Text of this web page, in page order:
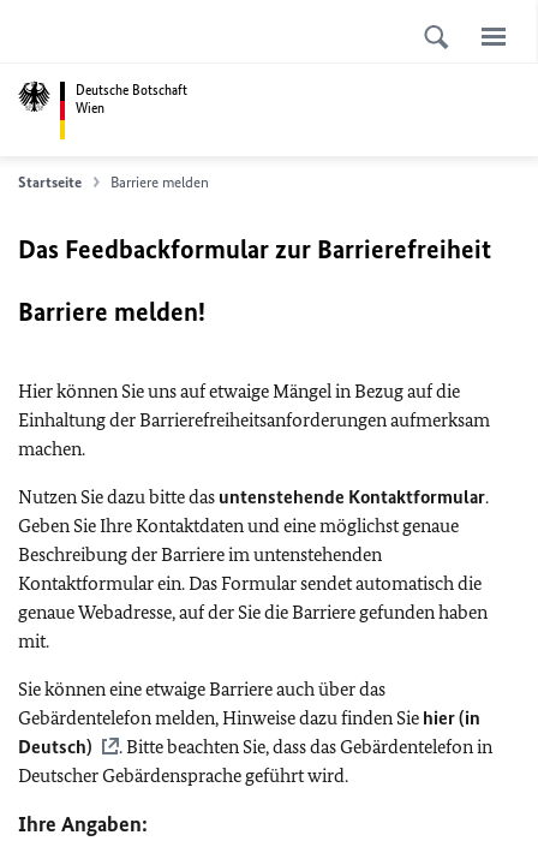
Deutsche Botschaft
Wien
Startseite Barriere melden
Das Feedbackformular zur Barrierefreiheit
Barriere melden!
Hier können Sie uns auf etwaige Mängel in Bezug auf die
Einhaltung der Barrierefreiheitsanforderungen aufmerksam
machen.
Nutzen Sie dazu bitte das untenstehende Kontaktformular.
Geben Sie Ihre Kontaktdaten und eine möglichst genaue
Beschreibung der Barriere im untenstehenden
Kontaktformular ein. Das Formular sendet automatisch die
genaue Webadresse, auf der Sie die Barriere gefunden haben
mit.
Sie können eine etwaige Barriere auch über das
Gebärdentelefon melden, Hinweise dazu finden Sie hier (in
Deutsch)
. Bitte beachten Sie, dass das Gebärdentelefon in
Deutscher Gebärdensprache geführt wird.
Ihre Angaben: